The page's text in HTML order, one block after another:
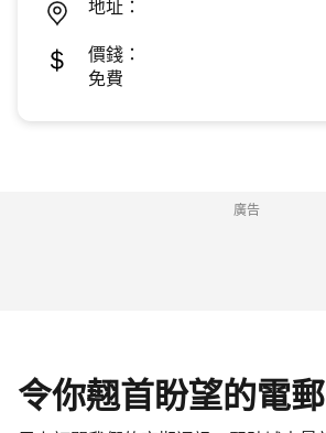
地址：
價錢：
免費
廣告
令你翹首盼望的電郵